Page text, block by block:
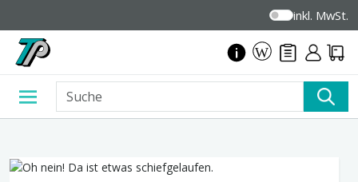
inkl. MwSt.